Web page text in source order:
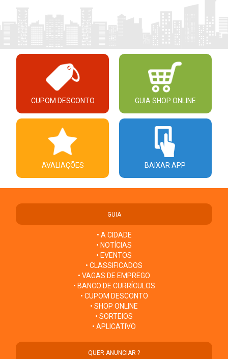
CUPOM DESCONTO GUIA SHOP ONLINE
AVALIAÇÕES BAIXAR APP
GUIA
• A CIDADE
• NOTÍCIAS
• EVENTOS
• CLASSIFICADOS
• VAGAS DE EMPREGO
• BANCO DE CURRÍCULOS
• CUPOM DESCONTO
• SHOP ONLINE
• SORTEIOS
• APLICATIVO
QUER ANUNCIAR ?